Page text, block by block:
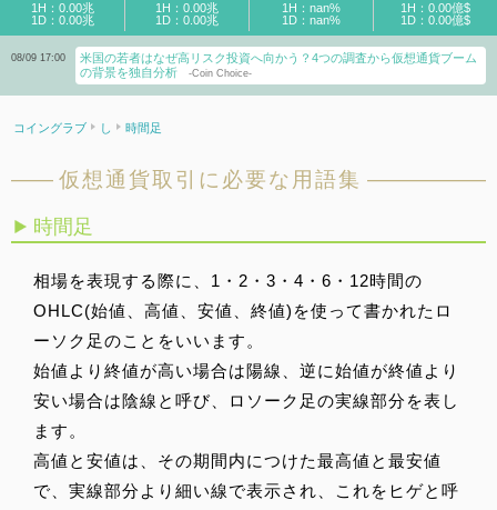
1H：0.00兆
1D：0.00兆
1H：0.00兆
1D：0.00兆
1H：nan%
1D：nan%
1H：0.00億$
1D：0.00億$
08/09 17:00
米国の若者はなぜ高リスク投資へ向かう？4つの調査から仮想通貨ブーム
の背景を独自分析
-Coin Choice-
コイングラブ し 時間足
仮想通貨取引に必要な用語集
時間足
相場を表現する際に、1・2・3・4・6・12時間の
OHLC(始値、高値、安値、終値)を使って書かれたロ
ーソク足のことをいいます。
始値より終値が高い場合は陽線、逆に始値が終値より
安い場合は陰線と呼び、ロソーク足の実線部分を表し
ます。
高値と安値は、その期間内につけた最高値と最安値
で、実線部分より細い線で表示され、これをヒゲと呼